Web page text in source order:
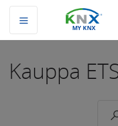
MY KNX
Kauppa